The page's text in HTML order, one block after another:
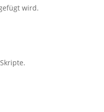
wird.